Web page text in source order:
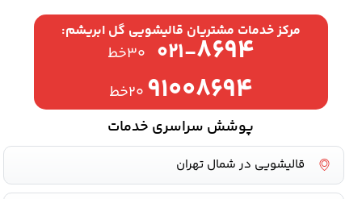
مرکز خدمات مشتریان قالیشویی گل ابریشم:
۰۲۱-۸۶۹۴ ۳۰خط
۹۱۰۰۸۶۹۴ ۲۰خط
پوشش سراسری خدمات
قالیشویی در شمال تهران